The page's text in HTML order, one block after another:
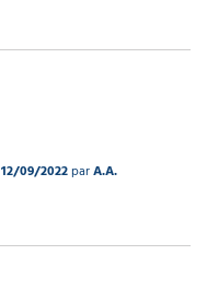
12/09/2022parA.A.